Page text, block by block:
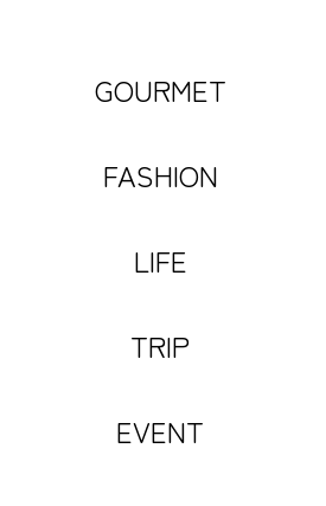
GOURMET
FASHION
LIFE
TRIP
EVENT